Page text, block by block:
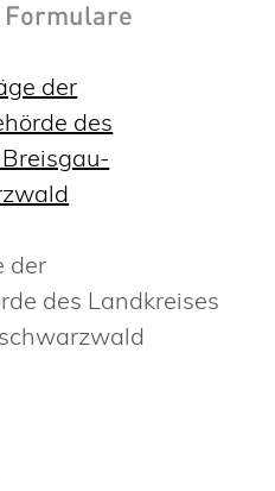
Formulare
der
des
der
des Landkreises